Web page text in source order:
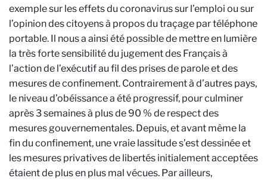
exemple sur les effets du coronavirus sur l’emploi ou sur
l’opinion des citoyens à propos du traçage par téléphone
portable. Il nous a ainsi été possible de mettre en lumière
la très forte sensibilité du jugement des Français à
l’action de l’exécutif au fil des prises de parole et des
mesures de confinement. Contrairement à d’autres pays,
le niveau d’obéissance a été progressif, pour culminer
après 3 semaines à plus de 90 % de respect des
mesures gouvernementales. Depuis, et avant même la
fin du confinement, une vraie lassitude s’est dessinée et
les mesures privatives de libertés initialement acceptées
étaient de plus en plus mal vécues. Par ailleurs,